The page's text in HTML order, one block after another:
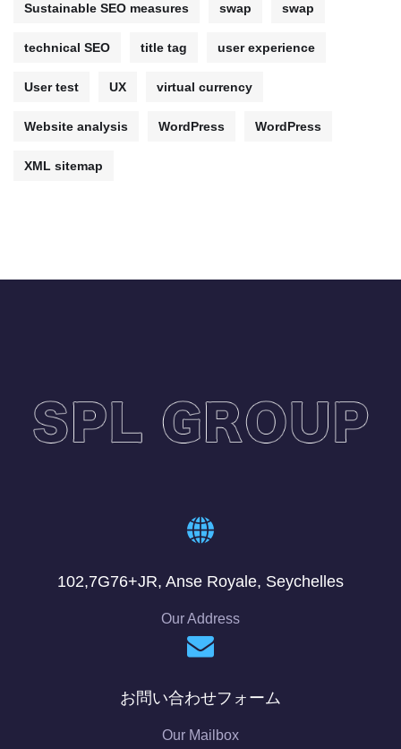
Sustainable SEO measures swap swap
technical SEO title tag user experience
User test UX virtual currency
Website analysis WordPress WordPress
XML sitemap
102,7G76+JR, Anse Royale, Seychelles
Our Address
お問い合わせフォーム
Our Mailbox